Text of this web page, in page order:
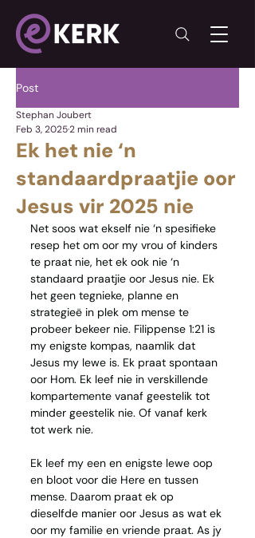
Post
Ek het nie ‘n
standaardpraatjie oor
Jesus vir 2025 nie
Stephan Joubert
Feb 3, 20252 min read
Net soos wat ekself nie ‘n spesifieke
resep het om oor my vrou of kinders
te praat nie, het ek ook nie ‘n
standaard praatjie oor Jesus nie. Ek
het geen tegnieke, planne en
strategieë in plek om mense te
probeer bekeer nie. Filippense 1:21 is
my enigste kompas, naamlik dat
Jesus my lewe is. Ek praat spontaan
oor Hom. Ek leef nie in verskillende
kompartemente vanaf geestelik tot
minder geestelik nie. Of vanaf kerk
tot werk nie.
Ek leef my een en enigste lewe oop
en bloot voor die Here en tussen
mense. Daarom praat ek op
dieselfde manier oor Jesus as wat ek
oor my familie en vriende praat. As jy